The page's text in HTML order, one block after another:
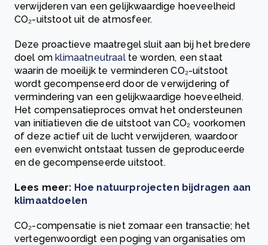
verwijderen van een gelijkwaardige hoeveelheid
CO₂-uitstoot uit de atmosfeer.
Deze proactieve maatregel sluit aan bij het bredere
doel omklimaatneutraalte worden, een staat
waarin de moeilijk te verminderen CO₂-uitstoot
wordt gecompenseerd door de verwijdering of
vermindering van een gelijkwaardige hoeveelheid.
Het compensatieproces omvat het ondersteunen
van initiatieven die de uitstoot van CO₂ voorkomen
of deze actief uit de lucht verwijderen, waardoor
een evenwicht ontstaat tussen de geproduceerde
en de gecompenseerde uitstoot.
Lees meer: Hoe natuurprojecten bijdragen aan
klimaatdoelen
CO₂-compensatie is niet zomaar een transactie; het
vertegenwoordigt een poging van organisaties om